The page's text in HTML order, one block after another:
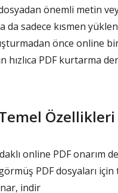
önemli metin
da sadece kısmen
önce online
hızlıca PDF kurtarma
Temel Özellikleri
online PDF onarım
PDF dosyaları için
indir